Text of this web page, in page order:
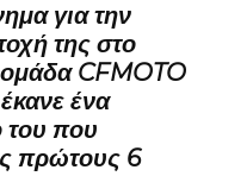
για την
της στο
CFMOTO
ένα
του που
πρώτους 6